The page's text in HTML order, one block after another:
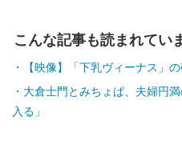
こんな記事も読まれてい
【映像】「下乳ヴィーナス」
大倉士門とみちょぱ、夫婦円
入る」